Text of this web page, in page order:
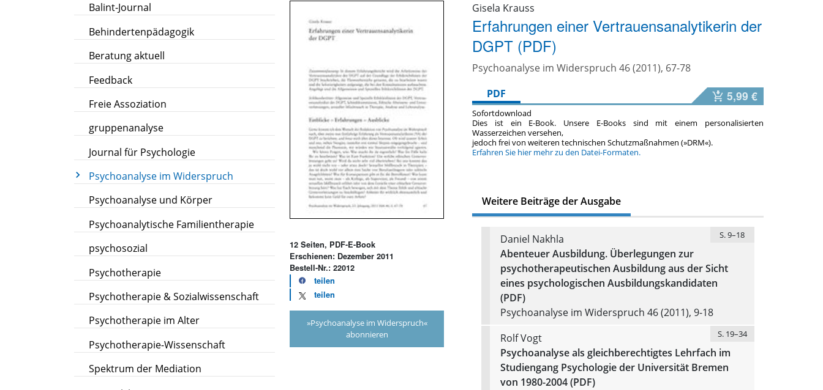
Balint-Journal
Behindertenpädagogik
Beratung aktuell
Feedback
Freie Assoziation
gruppenanalyse
Journal für Psychologie
Psychoanalyse im Widerspruch
Psychoanalyse und Körper
Psychoanalytische Familientherapie
psychosozial
Psychotherapie
Psychotherapie & Sozialwissenschaft
Psychotherapie im Alter
Psychotherapie-Wissenschaft
Spektrum der Mediation
12 Seiten, PDF-E-Book
Erschienen: Dezember 2011
Bestell-Nr.: 22012
teilen
teilen
»Psychoanalyse im Widerspruch«
abonnieren
Gisela Krauss
Erfahrungen einer Vertrauensanalytikerin der
DGPT (PDF)
Psychoanalyse im Widerspruch 46 (2011), 67-78
PDF
5,99 €
Sofortdownload
Dies ist ein E-Book. Unsere E-Books sind mit einem personalisierten
Wasserzeichen versehen,
jedoch frei von weiteren technischen Schutzmaßnahmen (»DRM«).
Erfahren Sie hier mehr zu den Datei-Formaten.
Weitere Beiträge der Ausgabe
Daniel Nakhla S. 9–18
Abenteuer Ausbildung. Überlegungen zur
psychotherapeutischen Ausbildung aus der Sicht
eines psychologischen Ausbildungskandidaten
(PDF)
Psychoanalyse im Widerspruch 46 (2011), 9-18
Rolf Vogt
S. 19–34
Psychoanalyse als gleichberechtigtes Lehrfach im
Studiengang Psychologie der Universität Bremen
von 1980-2004 (PDF)